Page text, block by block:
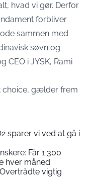
hvad vi gør. Derfor
forbliver
sammen med
søvn og
CEO i JYSK, Rami
choice, gælder frem
sparer vi ved at gå i
Får 1.300
hver måned
vigtig